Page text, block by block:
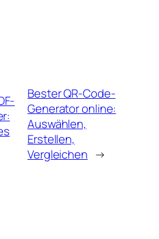
Bester QR-Code-
Generator online:
Auswählen,
Erstellen,
Vergleichen →